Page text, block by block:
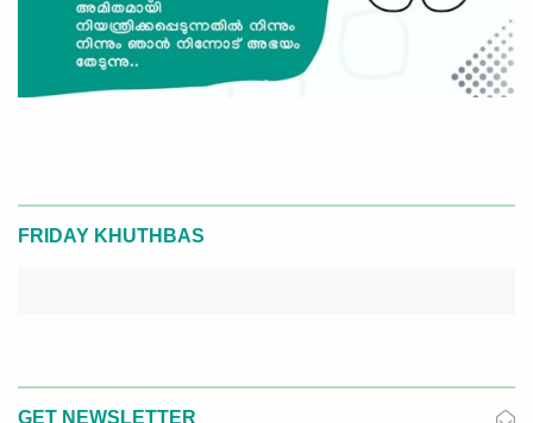
FRIDAY KHUTHBAS
GET NEWSLETTER